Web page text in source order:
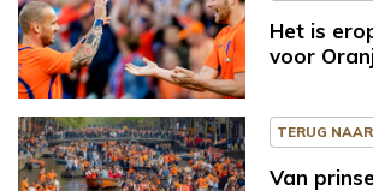
Het is
voor
TERUG
Van